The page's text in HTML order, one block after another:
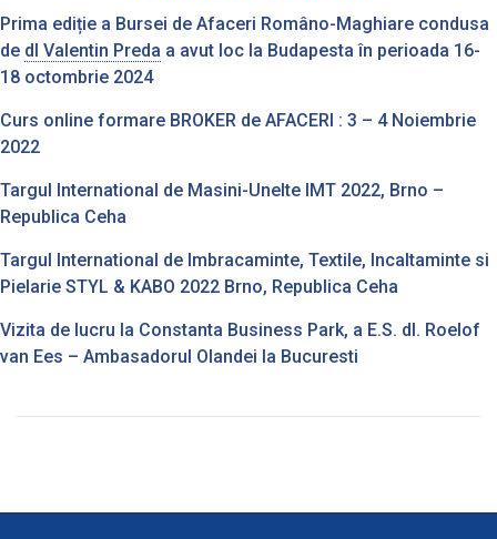
Prima ediție a Bursei de Afaceri Româno-Maghiare condusa
de dl Valentin Preda a avut loc la Budapesta în perioada 16-
18 octombrie 2024
Curs online formare BROKER de AFACERI : 3 – 4 Noiembrie
2022
Targul International de Masini-Unelte IMT 2022, Brno –
Republica Ceha
Targul International de Imbracaminte, Textile, Incaltaminte si
Pielarie STYL & KABO 2022 Brno, Republica Ceha
Vizita de lucru la Constanta Business Park, a E.S. dl. Roelof
van Ees – Ambasadorul Olandei la Bucuresti